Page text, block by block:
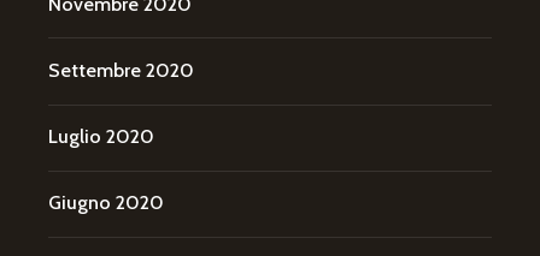
Settembre 2020
Luglio 2020
Giugno 2020